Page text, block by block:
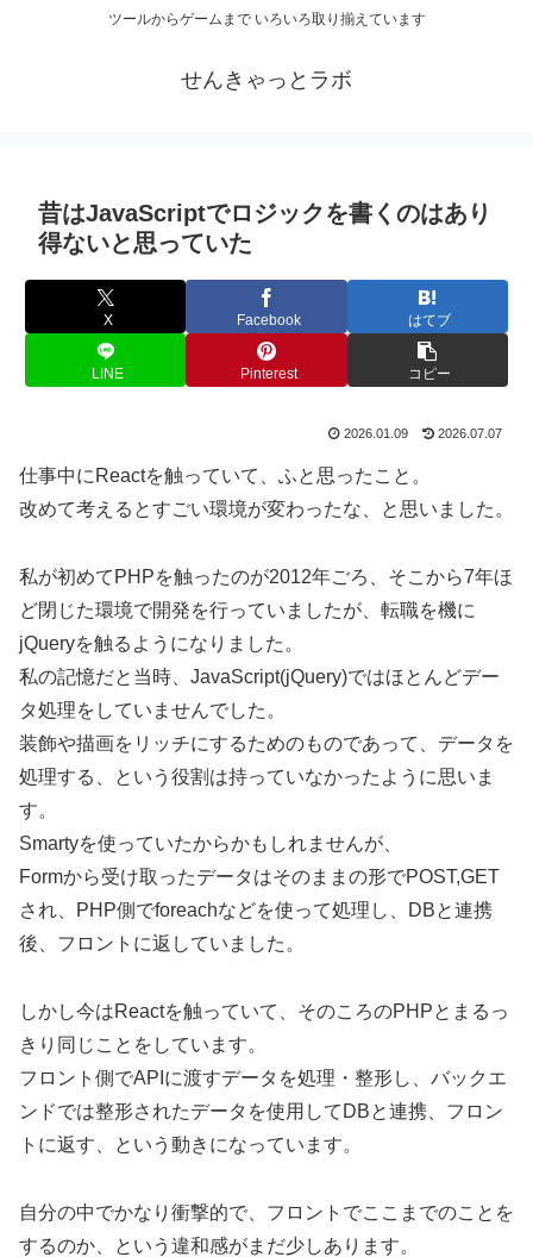
ツールからゲームまで いろいろ取り揃えています
せんきゃっとラボ
昔はJavaScriptでロジックを書くのはあり
得ないと思っていた
X Facebook はてブ
LINE Pinterest コピー
2026.01.09 2026.07.07
仕事中にReactを触っていて、ふと思ったこと。
改めて考えるとすごい環境が変わったな、と思いました。
私が初めてPHPを触ったのが2012年ごろ、そこから7年ほ
ど閉じた環境で開発を行っていましたが、転職を機に
jQueryを触るようになりました。
私の記憶だと当時、JavaScript(jQuery)ではほとんどデー
タ処理をしていませんでした。
装飾や描画をリッチにするためのものであって、データを
処理する、という役割は持っていなかったように思いま
す。
Smartyを使っていたからかもしれませんが、
Formから受け取ったデータはそのままの形でPOST,GET
され、PHP側でforeachなどを使って処理し、DBと連携
後、フロントに返していました。
しかし今はReactを触っていて、そのころのPHPとまるっ
きり同じことをしています。
フロント側でAPIに渡すデータを処理・整形し、バックエ
ンドでは整形されたデータを使用してDBと連携、フロン
トに返す、という動きになっています。
自分の中でかなり衝撃的で、フロントでここまでのことを
するのか、という違和感がまだ少しあります。